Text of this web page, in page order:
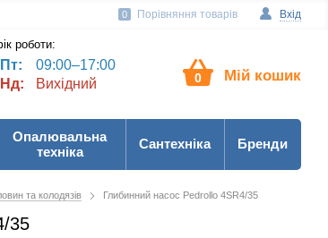
Вхід
0 Порівняння товарів
роботи:
09:00–17:00
Вихідний 0 Мій кошик
Опалювальна
техніка
Сантехніка Бренди
та колодязів Глибинний насос Pedrollo 4SR4/35
35